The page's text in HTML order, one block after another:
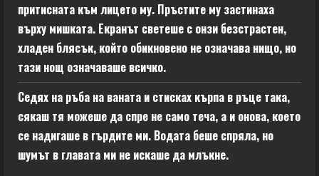
притисната към лицето му. Пръстите му застинаха
върху мишката. Екранът светеше с онзи безстрастен,
хладен блясък, който обикновено не означава нищо, но
тази нощ означаваше всичко.
Седях на ръба на ваната и стисках кърпа в ръце така,
сякаш тя можеше да спре не само теча, а и онова, което
се надигаше в гърдите ми. Водата беше спряла, но
шумът в главата ми не искаше да млъкне.